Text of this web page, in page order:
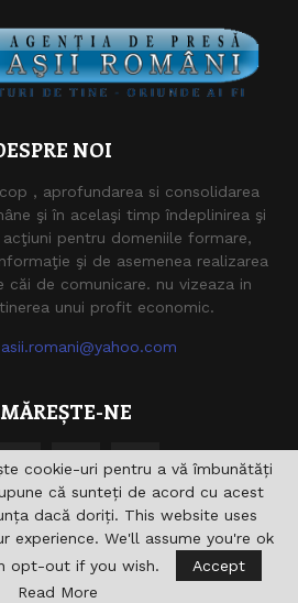
NOI
, aprofundarea si consolidarea
şi în acelaşi timp îndeplinirea şi
pentru domeniile formare,
şi de asemenea realizarea
căi de comunicare. nu vizeaza in
unui profit economic.
asii.romani@yahoo.com
NE
Toate drepturile rezervate.
cookie-uri pentru a vă îmbunătăți
că sunteți de acord cu acest
dacă doriți. This website uses
experience. We'll assume you're ok
opt-out if you wish.
Accept
Read More